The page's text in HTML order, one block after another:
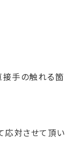
接手の触れる箇
応対させて頂い